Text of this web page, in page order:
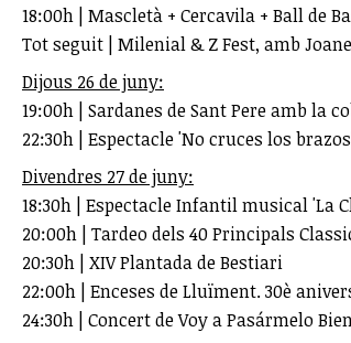
18:00h | Mascletà + Cercavila + Ball de
Tot seguit | Milenial & Z Fest, amb
Dijous 26 de juny:
19:00h | Sardanes de Sant Pere amb la
22:30h | Espectacle 'No cruces los
Divendres 27 de juny:
18:30h | Espectacle Infantil musical 'La
20:00h | Tardeo dels 40 Principals
20:30h | XIV Plantada de Bestiari
22:00h | Enceses de Lluïment. 30è
24:30h | Concert de Voy a Pasármelo